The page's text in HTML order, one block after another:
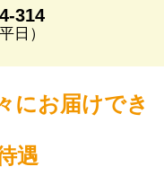
314
日）
にお届けでき
遇